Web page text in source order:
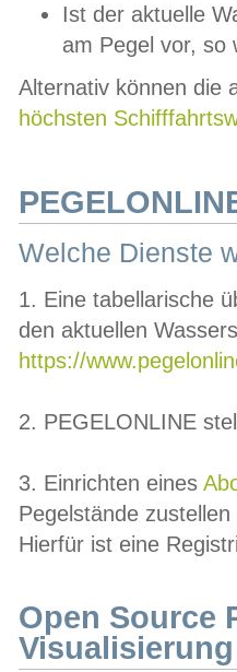
Ist der aktuelle
am Pegel vor,
Alternativ können die
höchsten
Welche Dienste
1. Eine tabellarische
den aktuellen
https://
2. PEGELONLINE
3. Einrichten eines
Pegelstände
Hierfür ist eine
Open Source
Visualisierung